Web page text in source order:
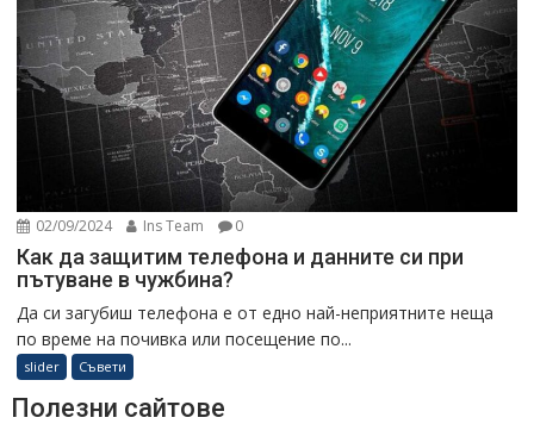
02/09/2024 Ins Team 0
Как да защитим телефона и данните си при
пътуване в чужбина?
Да си загубиш телефона е от едно най-неприятните неща
по време на почивка или посещение по...
slider Съвети
Полезни сайтове